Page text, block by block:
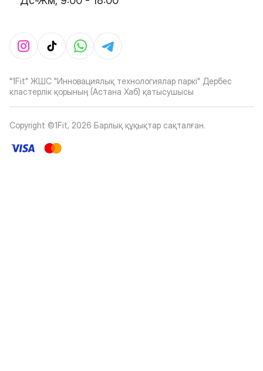
"1Fit" ЖШС "Инновациялық технологиялар паркі" Дербес
кластерлік қорының (Астана Хаб) қатысушысы
Copyright ©1Fit, 2026 Барлық құқықтар сақталған.